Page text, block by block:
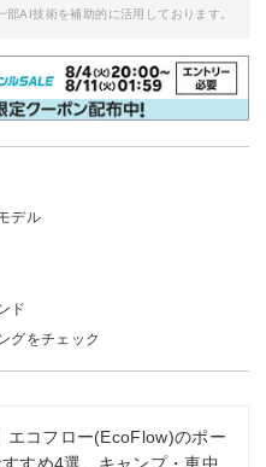
AI技術を補助的に活用しております。
デル
ド
グをチェック
エコフロー(EcoFlow)のポー